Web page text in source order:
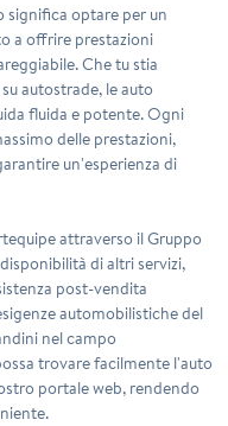
significa optare per un
a offrire prestazioni
Che tu stia
autostrade, le auto
fluida e potente. Ogni
delle prestazioni,
un'esperienza di
attraverso il Gruppo
di altri servizi,
post-vendita
automobilistiche del
nel campo
trovare facilmente l'auto
portale web, rendendo